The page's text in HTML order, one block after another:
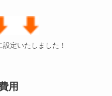
定いたしました！
用